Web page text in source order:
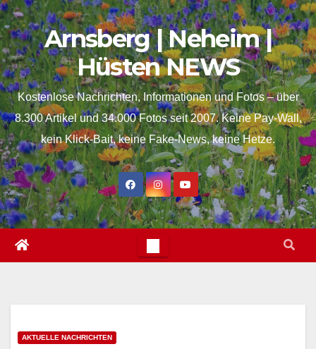
springen
Skip
to
content
Arnsberg | Neheim |
Hüsten NEWS
Kostenlose Nachrichten, Informationen und Fotos – über
8.300 Artikel und 34.000 Fotos seit 2007. Keine Pay-Wall,
kein Klick-Bait, keine Fake-News, keine Hetze.
AKTUELLE NACHRICHTEN